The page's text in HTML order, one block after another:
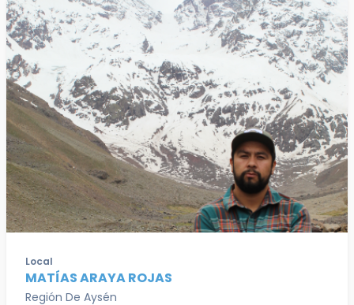
Local
MATÍAS ARAYA ROJAS
Región De Aysén